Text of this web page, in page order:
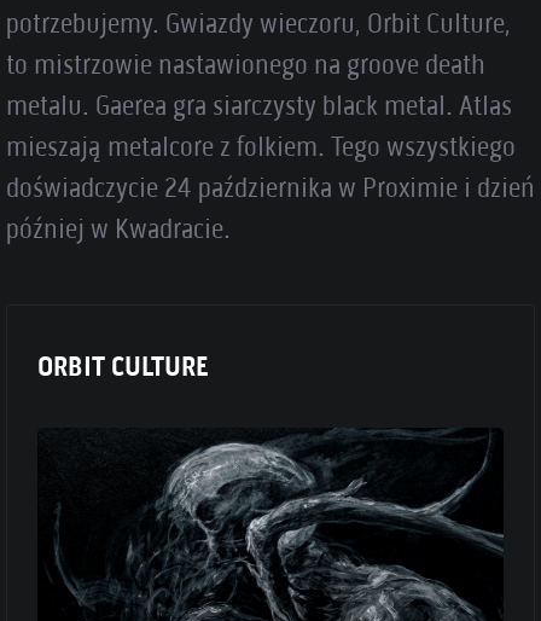
potrzebujemy. Gwiazdy wieczoru, Orbit Culture,
to mistrzowie nastawionego na groove death
metalu. Gaerea gra siarczysty black metal. Atlas
mieszają metalcore z folkiem. Tego wszystkiego
doświadczycie 24 października w Proximie i dzień
później w Kwadracie.
ORBIT CULTURE